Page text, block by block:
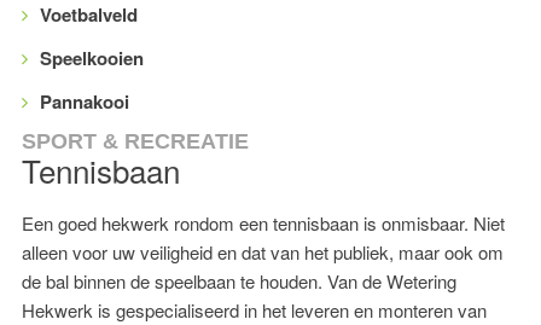
Voetbalveld
Speelkooien
Pannakooi
SPORT & RECREATIE
Tennisbaan
Een goed hekwerk rondom een tennisbaan is onmisbaar. Niet
alleen voor uw veiligheid en dat van het publiek, maar ook om
de bal binnen de speelbaan te houden. Van de Wetering
Hekwerk is gespecialiseerd in het leveren en monteren van